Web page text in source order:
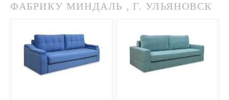
ФАБРИКУ МИНДАЛЬ , Г. УЛЬЯНОВСК